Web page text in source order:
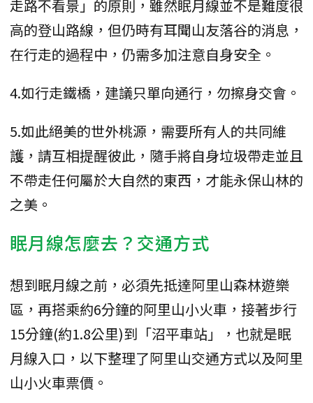
走路不看景」的原則，雖然眠月線並不是難度很
高的登山路線，但仍時有耳聞山友落谷的消息，
在行走的過程中，仍需多加注意自身安全。
4.如行走鐵橋，建議只單向通行，勿擦身交會。
5.如此絕美的世外桃源，需要所有人的共同維
護，請互相提醒彼此，隨手將自身垃圾帶走並且
不帶走任何屬於大自然的東西，才能永保山林的
之美。
眠月線怎麼去？交通方式
想到眠月線之前，必須先抵達阿里山森林遊樂
區，再搭乘約6分鐘的阿里山小火車，接著步行
15分鐘(約1.8公里)到「沼平車站」，也就是眠
月線入口，以下整理了阿里山交通方式以及阿里
山小火車票價。